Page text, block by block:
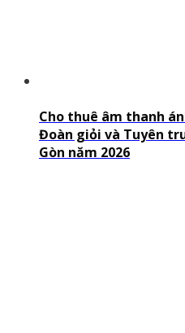
Cho thuê âm thanh
Đoàn giỏi và Tuyên
Gòn năm 2026